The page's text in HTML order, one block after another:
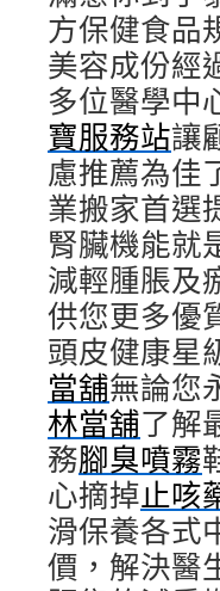
方保健食品
美容成份經
多位醫學中
寶服務站讓
慮推薦為佳
業搬家首選
腎臟機能就
減輕腫脹及
供您更多優
頭皮健康星
當舖無論您
林當舖了解
務腳臭噴霧
心摘掉止咳
滑保養各式
價，解決醫